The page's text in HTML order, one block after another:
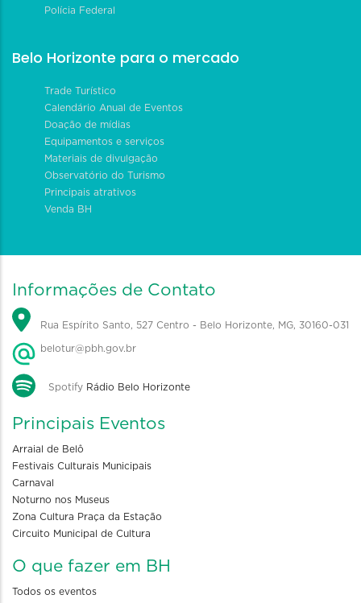
Polícia Federal
Belo Horizonte para o mercado
Trade Turístico
Calendário Anual de Eventos
Doação de mídias
Equipamentos e serviços
Materiais de divulgação
Observatório do Turismo
Principais atrativos
Venda BH
Informações de Contato
Rua Espírito Santo, 527 Centro - Belo Horizonte, MG, 30160-031
belotur@pbh.gov.br
Spotify Rádio Belo Horizonte
Principais Eventos
Arraial de Belô
Festivais Culturais Municipais
Carnaval
Noturno nos Museus
Zona Cultura Praça da Estação
Circuito Municipal de Cultura
O que fazer em BH
Todos os eventos